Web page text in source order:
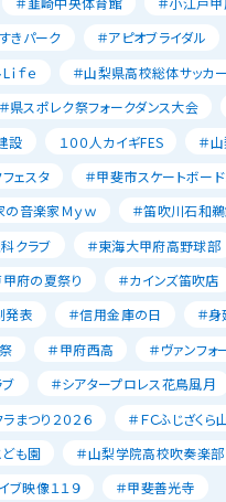
きパーク
＃アピオブライダル
ｆｅ
＃山梨県高校総体サッカ
＃県スポレク祭フォークダンス大会
設 １００人カイギFES
＃
ェスタ
＃甲斐市スケートボー
の音楽家Ｍｙｗ
＃笛吹川石和
クラブ
＃東海大甲府高野球部
府の夏祭り
＃カインズ笛吹店
発表
＃信用金庫の日
＃
＃甲府西高
＃ヴァンフォ
＃シアタープロレス花鳥風月
まつり２０２６
＃ＦＣふじざくら
も園
＃山梨学院高校吹奏楽部
ブ映像１１９
＃甲斐善光寺